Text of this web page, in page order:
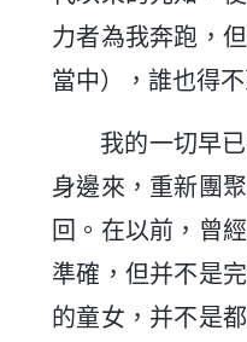
力者為我奔跑，
當中），誰也得
我的一切早
身邊來，重新團
回。在以前，曾
準確，但并不是
的童女，并不是